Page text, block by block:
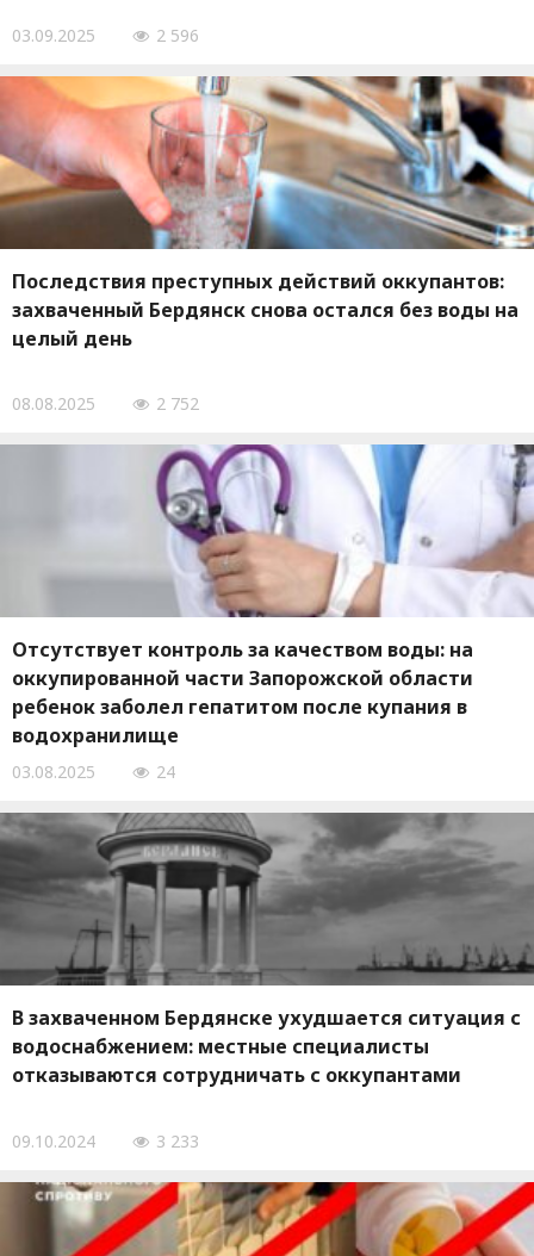
03.09.2025 2 596
Последствия преступных действий оккупантов:
захваченный Бердянск снова остался без воды на
целый день
08.08.2025 2 752
Отсутствует контроль за качеством воды: на
оккупированной части Запорожской области
ребенок заболел гепатитом после купания в
водохранилище
03.08.2025 24
В захваченном Бердянске ухудшается ситуация с
водоснабжением: местные специалисты
отказываются сотрудничать с оккупантами
09.10.2024 3 233